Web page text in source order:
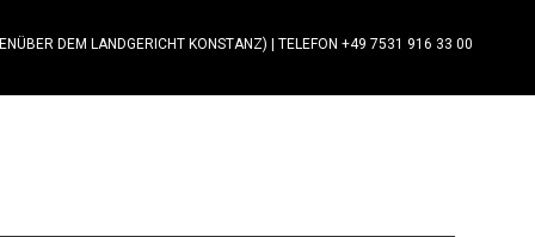
DEM LANDGERICHT KONSTANZ) TELEFON +49 7531 916 33 00